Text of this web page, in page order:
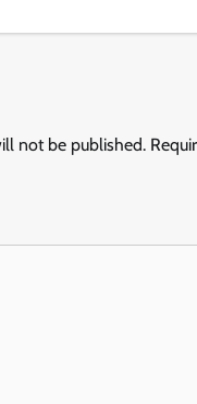
not be published.